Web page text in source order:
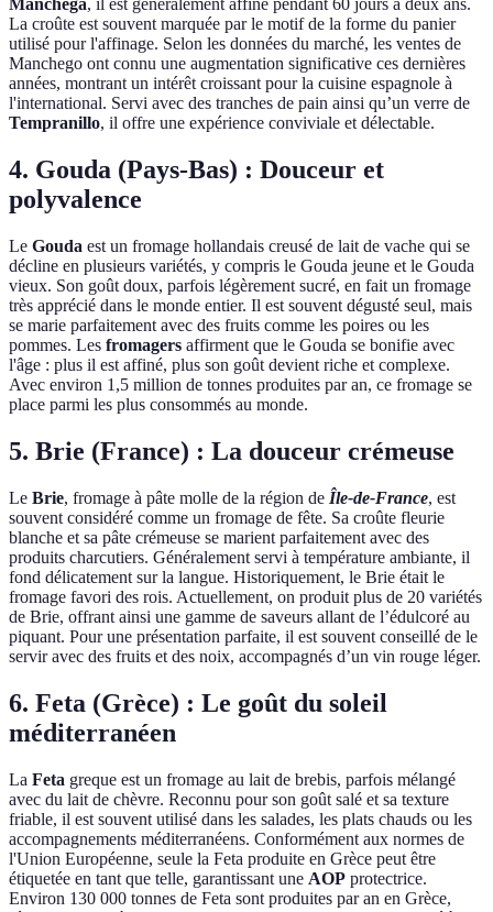
Manchega, il est généralement affiné pendant 60 jours à deux ans.
La croûte est souvent marquée par le motif de la forme du panier
utilisé pour l'affinage. Selon les données du marché, les ventes de
Manchego ont connu une augmentation significative ces dernières
années, montrant un intérêt croissant pour la cuisine espagnole à
l'international. Servi avec des tranches de pain ainsi qu’un verre de
Tempranillo, il offre une expérience conviviale et délectable.
4. Gouda (Pays-Bas) : Douceur et
polyvalence
Le Gouda est un fromage hollandais creusé de lait de vache qui se
décline en plusieurs variétés, y compris le Gouda jeune et le Gouda
vieux. Son goût doux, parfois légèrement sucré, en fait un fromage
très apprécié dans le monde entier. Il est souvent dégusté seul, mais
se marie parfaitement avec des fruits comme les poires ou les
pommes. Les fromagers affirment que le Gouda se bonifie avec
l'âge : plus il est affiné, plus son goût devient riche et complexe.
Avec environ 1,5 million de tonnes produites par an, ce fromage se
place parmi les plus consommés au monde.
5. Brie (France) : La douceur crémeuse
Le Brie, fromage à pâte molle de la région de Île-de-France, est
souvent considéré comme un fromage de fête. Sa croûte fleurie
blanche et sa pâte crémeuse se marient parfaitement avec des
produits charcutiers. Généralement servi à température ambiante, il
fond délicatement sur la langue. Historiquement, le Brie était le
fromage favori des rois. Actuellement, on produit plus de 20 variétés
de Brie, offrant ainsi une gamme de saveurs allant de l’édulcoré au
piquant. Pour une présentation parfaite, il est souvent conseillé de le
servir avec des fruits et des noix, accompagnés d’un vin rouge léger.
6. Feta (Grèce) : Le goût du soleil
méditerranéen
La Feta greque est un fromage au lait de brebis, parfois mélangé
avec du lait de chèvre. Reconnu pour son goût salé et sa texture
friable, il est souvent utilisé dans les salades, les plats chauds ou les
accompagnements méditerranéens. Conformément aux normes de
l'Union Européenne, seule la Feta produite en Grèce peut être
étiquetée en tant que telle, garantissant une AOP protectrice.
Environ 130 000 tonnes de Feta sont produites par an en Grèce,